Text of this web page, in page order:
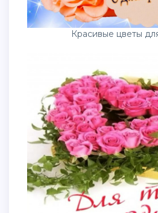
Красивые цветы